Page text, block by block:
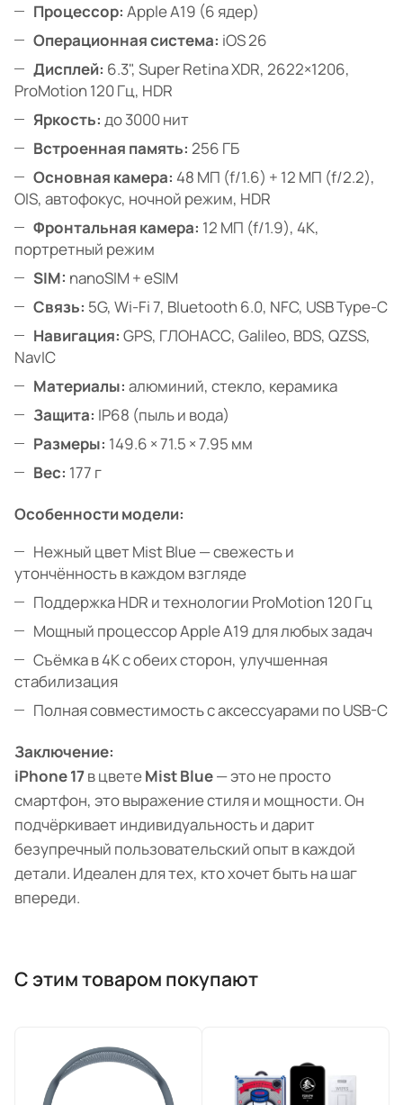
Процессор: Apple A19 (6 ядер)
Операционная система: iOS 26
Дисплей: 6.3", Super Retina XDR, 2622×1206,
ProMotion 120 Гц, HDR
Яркость: до 3000 нит
Встроенная память: 256 ГБ
Основная камера: 48 МП (f/1.6) + 12 МП (f/2.2),
OIS, автофокус, ночной режим, HDR
Фронтальная камера: 12 МП (f/1.9), 4K,
портретный режим
SIM: nanoSIM + eSIM
Связь: 5G, Wi-Fi 7, Bluetooth 6.0, NFC, USB Type-C
Навигация: GPS, ГЛОНАСС, Galileo, BDS, QZSS,
NavIC
Материалы: алюминий, стекло, керамика
Защита: IP68 (пыль и вода)
Размеры: 149.6 × 71.5 × 7.95 мм
Вес: 177 г
Особенности модели:
Нежный цвет Mist Blue — свежесть и
утончённость в каждом взгляде
Поддержка HDR и технологии ProMotion 120 Гц
Мощный процессор Apple A19 для любых задач
Съёмка в 4K с обеих сторон, улучшенная
стабилизация
Полная совместимость с аксессуарами по USB-C
Заключение:
iPhone 17в цветеMist Blue— это не просто
смартфон, это выражение стиля и мощности. Он
подчёркивает индивидуальность и дарит
безупречный пользовательский опыт в каждой
детали. Идеален для тех, кто хочет быть на шаг
впереди.
С этим товаром покупают